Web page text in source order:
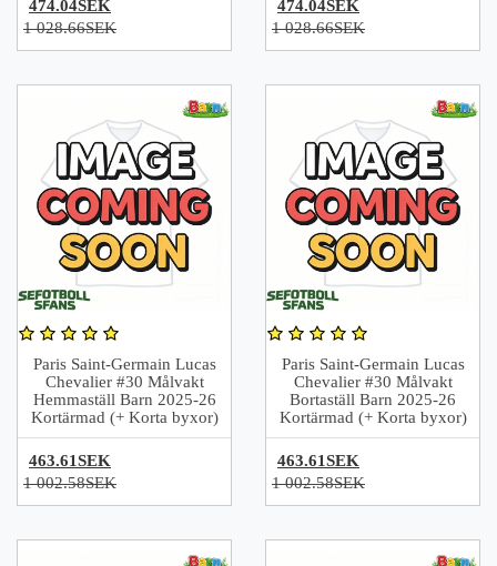
474.04SEK
1 028.66SEK
474.04SEK
1 028.66SEK
Paris Saint-Germain Lucas
Chevalier #30 Målvakt
Hemmaställ Barn 2025-26
Kortärmad (+ Korta byxor)
463.61SEK
1 002.58SEK
Paris Saint-Germain Lucas
Chevalier #30 Målvakt
Bortaställ Barn 2025-26
Kortärmad (+ Korta byxor)
463.61SEK
1 002.58SEK